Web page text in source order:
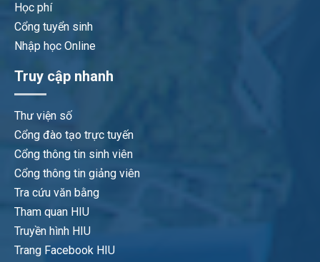
Học phí
Cổng tuyển sinh
Nhập học Online
Truy cập nhanh
Thư viện số
Cổng đào tạo trực tuyến
Cổng thông tin sinh viên
Cổng thông tin giảng viên
Tra cứu văn bằng
Tham quan HIU
Truyền hình HIU
Trang Facebook HIU